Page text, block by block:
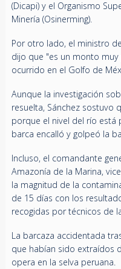
(Dicapi) y el Organismo
Minería (Osinerming).
Por otro lado, el ministro
dijo que "es un monto
ocurrido en el Golfo de
Aunque la investigación
resuelta, Sánchez sostuvo
porque el nivel del río está
barca encalló y golpeó la
Incluso, el comandante
Amazonía de la Marina,
la magnitud de la
de 15 días con los
recogidas por técnicos de
La barcaza accidentada
que habían sido extraídos
opera en la selva peruana.